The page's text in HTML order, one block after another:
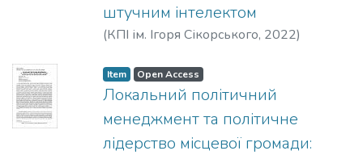
штучним інтелектом
(КПІ ім. Ігоря Сікорського, 2022)
Item Open Access
Локальний політичний
менеджмент та політичне
лідерство місцевої громади: